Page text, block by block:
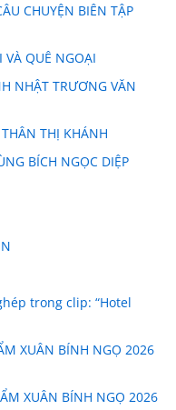
CHUYỆN BIÊN TẬP
VÀ QUÊ NGOẠI
NHẬT TRƯƠNG VĂN
THỊ KHÁNH
BÍCH NGỌC DIỆP
trong clip: “Hotel
XUÂN BÍNH NGỌ 2026
XUÂN BÍNH NGỌ 2026